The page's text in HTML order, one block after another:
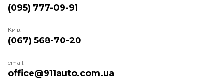
(095) 777-09-91
Київ:
(067) 568-70-20
email:
office@911auto.com.ua